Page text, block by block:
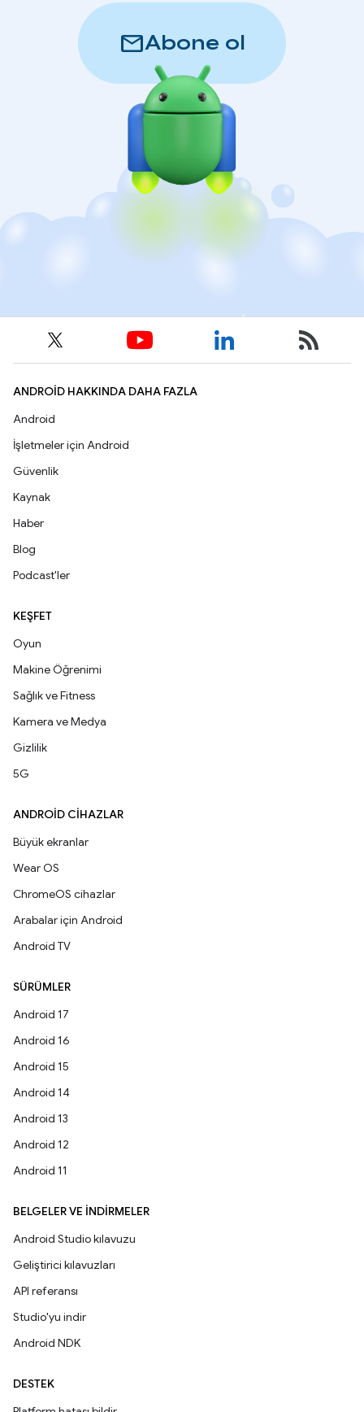
mailAbone ol
ANDROID HAKKINDA DAHA FAZLA
Android
İşletmeler için Android
Güvenlik
Kaynak
Haber
Blog
Podcast'ler
KEŞFET
Oyun
Makine Öğrenimi
Sağlık ve Fitness
Kamera ve Medya
Gizlilik
5G
ANDROID CIHAZLAR
Büyük ekranlar
Wear OS
ChromeOS cihazlar
Arabalar için Android
Android TV
SÜRÜMLER
Android 17
Android 16
Android 15
Android 14
Android 13
Android 12
Android 11
BELGELER VE İNDIRMELER
Android Studio kılavuzu
Geliştirici kılavuzları
API referansı
Studio'yu indir
Android NDK
DESTEK